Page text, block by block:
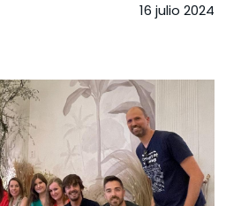
16 julio 2024